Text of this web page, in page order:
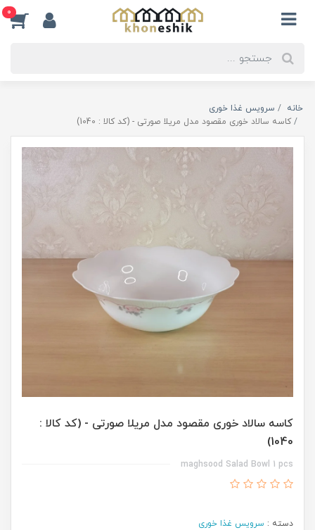
0
خانه
سرویس غذا خوری
کاسه سالاد خوری مقصود مدل مریلا صورتی - (کد کالا : 1040)
کاسه سالاد خوری مقصود مدل مریلا صورتی - (کد کالا :
1040)
maghsood Salad Bowl 1 pcs
دسته : سرویس غذا خوری